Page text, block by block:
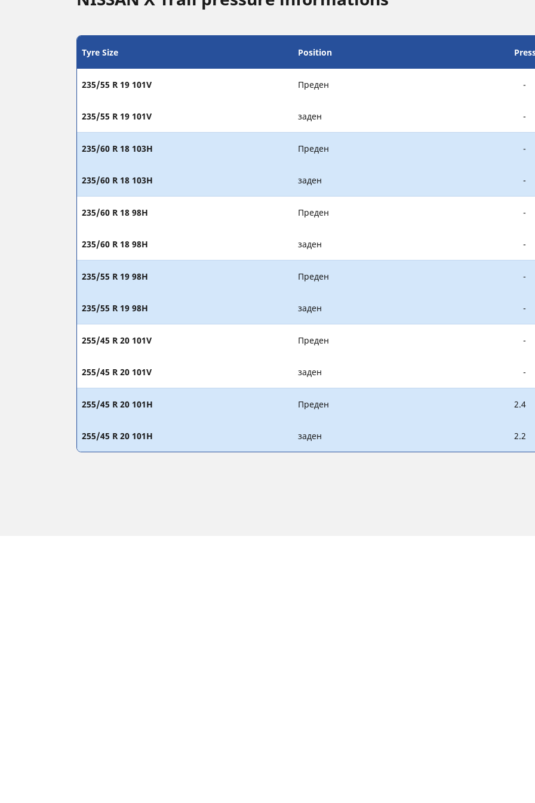
Tyre Size Position
235/55 R 19 101V Преден -
235/55 R 19 101V заден -
235/60 R 18 103H Преден -
235/60 R 18 103H заден -
235/60 R 18 98H Преден -
235/60 R 18 98H заден -
235/55 R 19 98H Преден -
235/55 R 19 98H заден -
255/45 R 20 101V Преден -
255/45 R 20 101V заден -
255/45 R 20 101H Преден 2.4
255/45 R 20 101H заден 2.2